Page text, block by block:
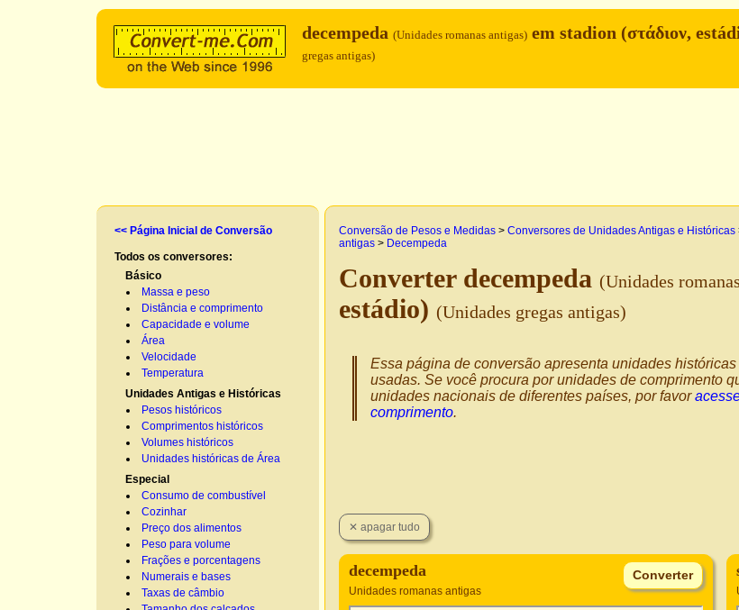
decempeda (Unidades romanas antigas) em stadion (στάδιον,
gregas antigas)
<< Página Inicial de Conversão
Todos os conversores:
Básico
Massa e peso
Distância e comprimento
Capacidade e volume
Área
Velocidade
Temperatura
Unidades Antigas e Históricas
Pesos históricos
Comprimentos históricos
Volumes históricos
Unidades históricas de Área
Especial
Consumo de combustível
Cozinhar
Preço dos alimentos
Peso para volume
Frações e porcentagens
Numerais e bases
Taxas de câmbio
Conversão de Pesos e Medidas > Conversores de Unidades Antigas e Históricas
antigas > Decempeda
Converter decempeda (Unidades
estádio) (Unidades gregas antigas)
Essa página de conversão apresenta unidades
usadas. Se você procura por unidades de comprimento
unidades nacionais de diferentes países, por favor
comprimento.
decempeda
Unidades romanas antigas